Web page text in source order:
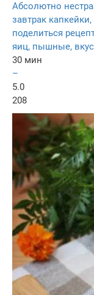
Абсолютно
завтрак
поделиться
яиц, пышные,
30 мин
–
5.0
208